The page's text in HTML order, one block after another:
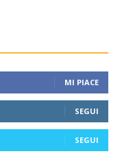
MI PIACE
SEGUI
SEGUI